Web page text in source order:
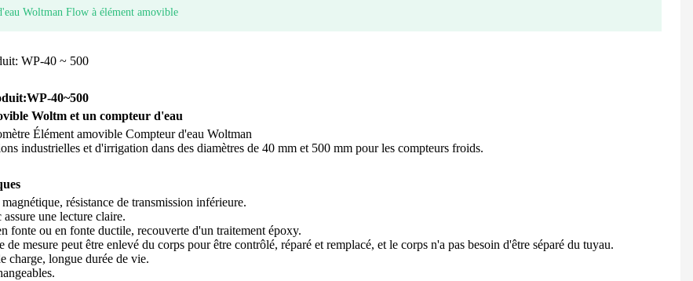
Woltman Flow à élément amovible
WP-40 ~ 500
WP-40~500
Woltm et un compteur d'eau
Élément amovible Compteur d'eau Woltman
industrielles et d'irrigation dans des diamètres de 40 mm et 500 mm pour les compteurs froids.
résistance de transmission inférieure.
assure une lecture claire.
fonte ou en fonte ductile, recouverte d'un traitement époxy.
de mesure peut être enlevé du corps pour être contrôlé, réparé et remplacé, et le corps n'a pas besoin d'être séparé du tuyau.
charge, longue durée de vie.